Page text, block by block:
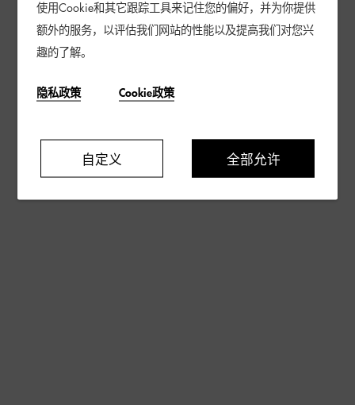
使用Cookie和其它跟踪工具来记住您的偏好，并为你提供
额外的服务，以评估我们网站的性能以及提高我们对您兴
趣的了解。
隐私政策 Cookie政策
自定义 全部允许